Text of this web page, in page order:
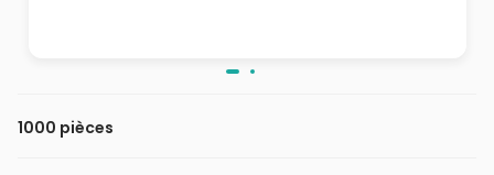
1000 pièces